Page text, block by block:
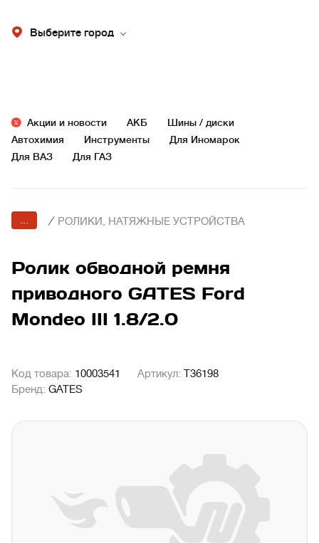
Выберите город
Акции и новости АКБ
Шины / диски
Автохимия
Инструменты
Для Иномарок
Для ВАЗ
Для ГАЗ
... / РОЛИКИ, НАТЯЖНЫЕ УСТРОЙСТВА
Ролик обводной ремня
приводного GATES Ford
Mondeo III 1.8/2.0
Код товара: 10003541 Артикул: T36198
Бренд: GATES